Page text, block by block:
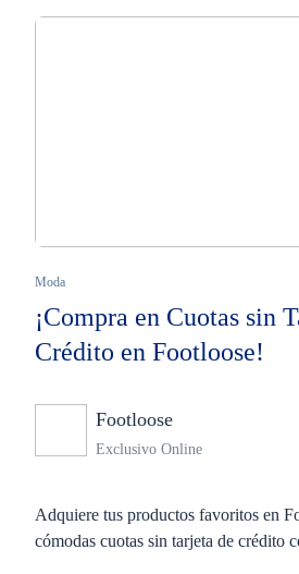
Moda
¡Compra en Cuotas sin
Crédito en Footloose!
Footloose
Exclusivo Online
Adquiere tus productos favoritos en
cómodas cuotas sin tarjeta de crédito